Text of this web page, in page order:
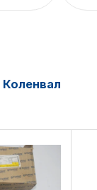
Коленвал